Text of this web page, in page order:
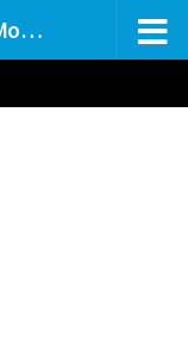
Farming Simulator 25 Mods | FS25 Mods Stahování